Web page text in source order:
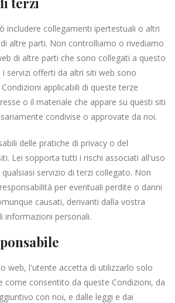
includere collegamenti ipertestuali o altri
altre parti. Non controlliamo o rivediamo
di altre parti che sono collegati a questo
servizi offerti da altri siti web sono
applicabili di queste terze
o il materiale che appare su questi siti
condivise o approvate da noi.
delle pratiche di privacy o del
Lei sopporta tutti i rischi associati all'uso
servizio di terzi collegato. Non
per eventuali perdite o danni
causati, derivanti dalla vostra
informazioni personali.
web, l'utente accetta di utilizzarlo solo
come consentito da queste Condizioni, da
con noi, e dalle leggi e dai